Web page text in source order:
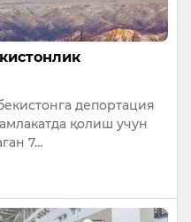
депортация
қолиш учун
7…